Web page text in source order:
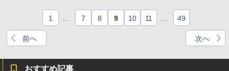
前へ
1 7 8 9 10 11 49
次へ
おすすめ記事